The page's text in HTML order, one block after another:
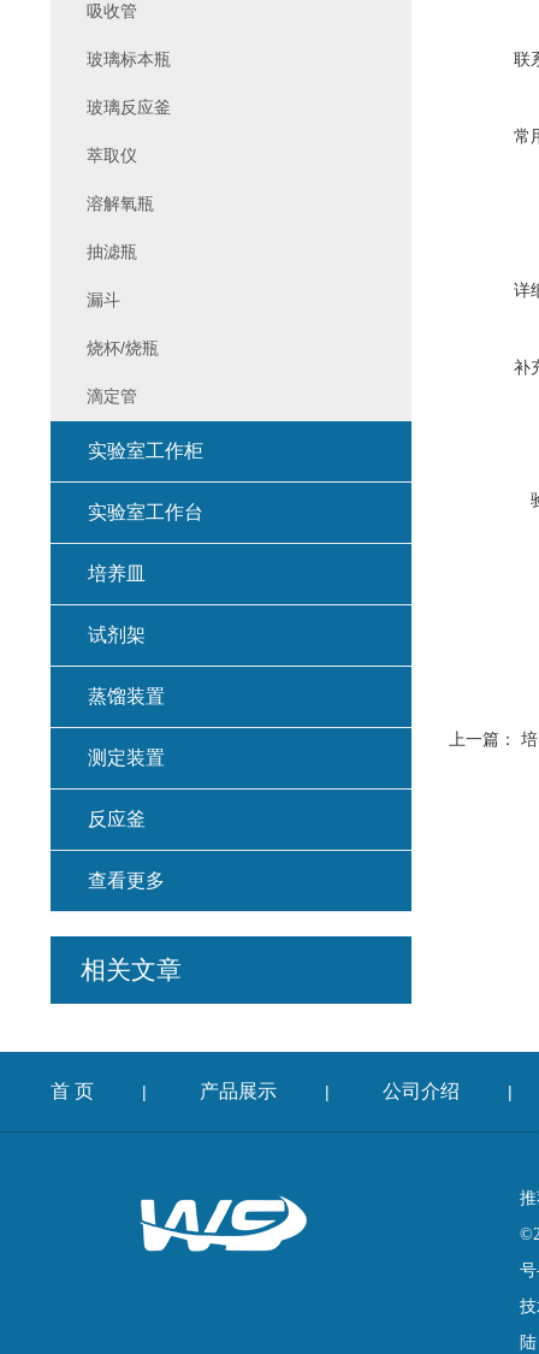
联
常
详
补
上一篇：
吸收管
玻璃标本瓶
玻璃反应釜
萃取仪
溶解氧瓶
抽滤瓶
漏斗
烧杯/烧瓶
滴定管
实验室工作柜
实验室工作台
培养皿
试剂架
蒸馏装置
测定装置
反应釜
查看更多
相关文章
首 页 | 产品展示 | 公司介绍 |
号
陆